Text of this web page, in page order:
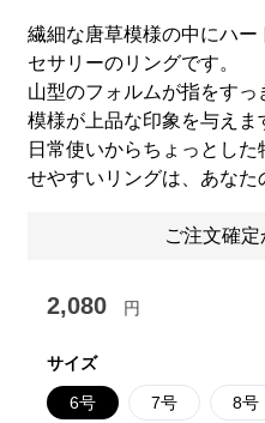
slide
繊細な唐草模様の中にハ
セサリーのリングです。
山型のフォルムが指をす
模様が上品な印象を与えま
日常使いからちょっとし
せやすいリングは、あなた
ご注文確
2,080 円
サイズ
6号 7号 8号